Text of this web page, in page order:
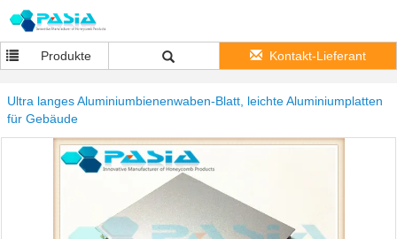
Produkte Kontakt-Lieferant
Ultra langes Aluminiumbienenwaben-Blatt, leichte Aluminiumplatten
für Gebäude